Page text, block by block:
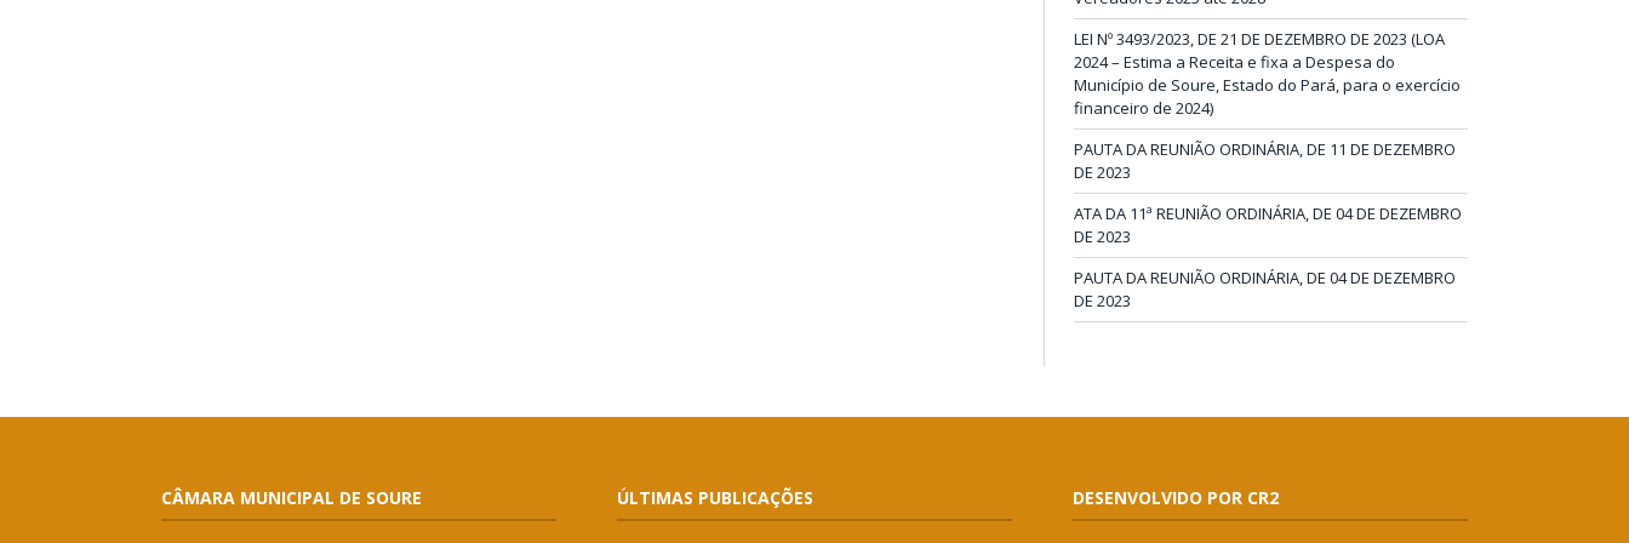
LEI Nº 3493/2023, DE 21 DE DEZEMBRO DE 2023 (LOA
2024 – Estima a Receita e fixa a Despesa do
Município de Soure, Estado do Pará, para o exercício
financeiro de 2024)
PAUTA DA REUNIÃO ORDINÁRIA, DE 11 DE DEZEMBRO
DE 2023
ATA DA 11ª REUNIÃO ORDINÁRIA, DE 04 DE DEZEMBRO
DE 2023
PAUTA DA REUNIÃO ORDINÁRIA, DE 04 DE DEZEMBRO
DE 2023
CÂMARA MUNICIPAL DE SOURE ÚLTIMAS PUBLICAÇÕES DESENVOLVIDO POR CR2